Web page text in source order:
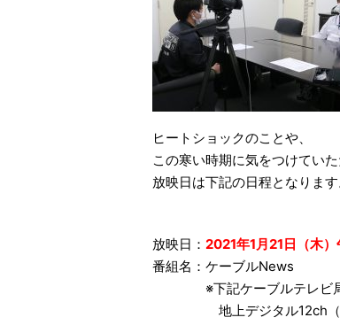
ヒートショックのことや、
この寒い時期に気をつけてい
放映日は下記の日程となります
放映日： 2021年1月21日（木
番組名：ケーブルNews
※下記ケーブルテレビ局
地上デジタル12ch（CTY